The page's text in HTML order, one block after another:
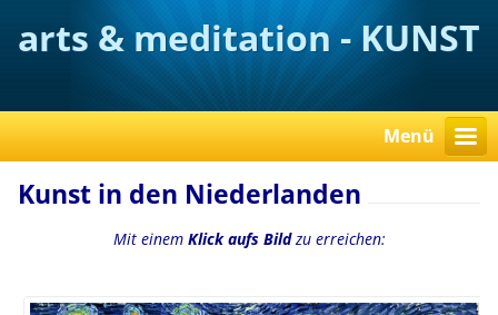
arts & meditation - KUNST
verstehen
Menü
Kunst in den Niederlanden
Mit einem Klick aufs Bildzu erreichen: